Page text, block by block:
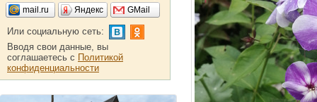
mail.ru Яндекс GMail
Или социальную сеть:
Вводя свои данные, вы
соглашаетесь с Политикой
конфиденциальности